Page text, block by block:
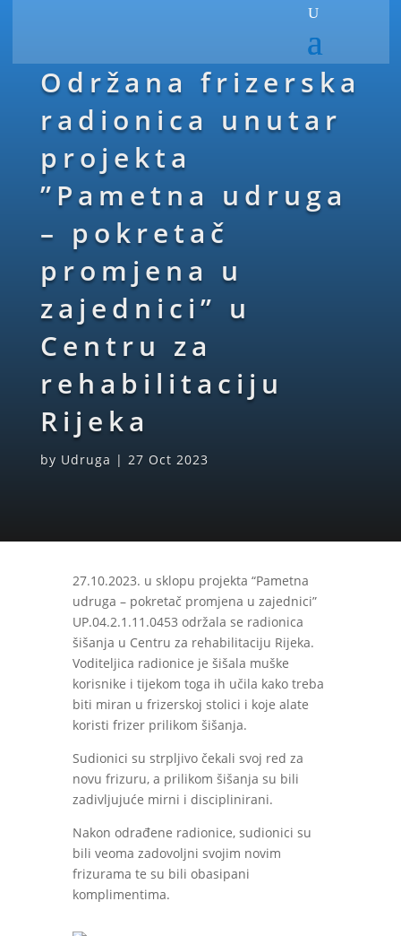
Održana frizerska
radionica unutar
projekta
”Pametna udruga
– pokretač
promjena u
zajednici” u
Centru za
rehabilitaciju
Rijeka
by Udruga | 27 Oct 2023
27.10.2023. u sklopu projekta “Pametna
udruga – pokretač promjena u zajednici”
UP.04.2.1.11.0453 održala se radionica
šišanja u Centru za rehabilitaciju Rijeka.
Voditeljica radionice je šišala muške
korisnike i tijekom toga ih učila kako treba
biti miran u frizerskoj stolici i koje alate
koristi frizer prilikom šišanja.
Sudionici su strpljivo čekali svoj red za
novu frizuru, a prilikom šišanja su bili
zadivljujuće mirni i disciplinirani.
Nakon odrađene radionice, sudionici su
bili veoma zadovoljni svojim novim
frizurama te su bili obasipani
komplimentima.